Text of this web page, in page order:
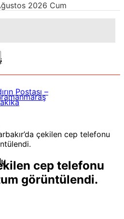
2026 Cum
çekilen cep telefonu
cep telefonu
görüntülendi.